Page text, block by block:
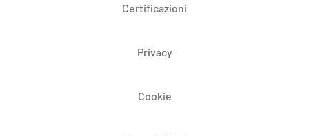
Certificazioni
Privacy
Cookie